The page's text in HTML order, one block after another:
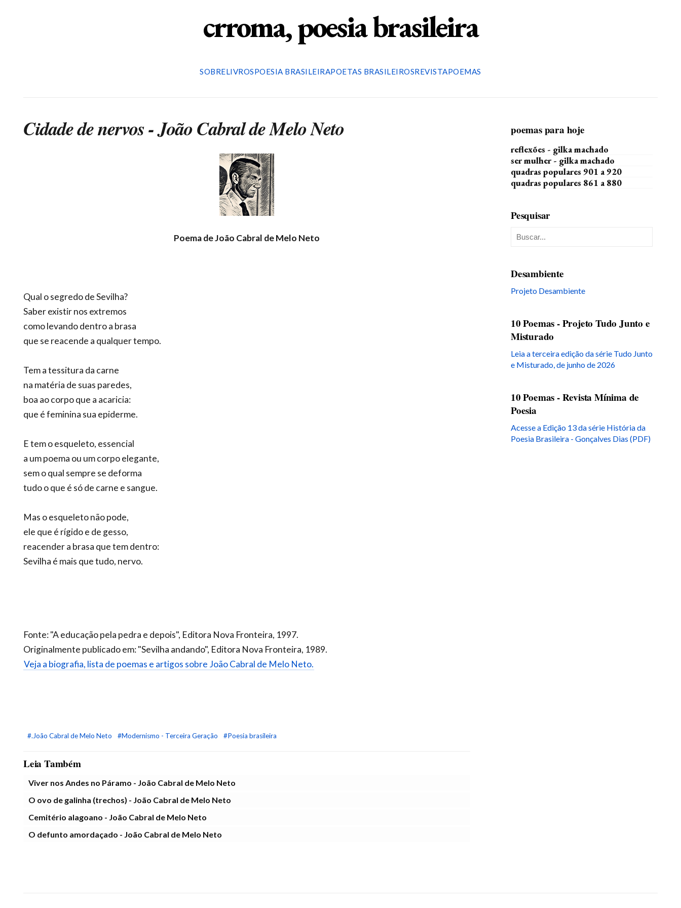
crroma, poesia brasileira
SOBRELIVROSPOESIA BRASILEIRAPOETAS BRASILEIROSREVISTAPOEMAS
Cidade de nervos - João Cabral de Melo Neto
Poema de João Cabral de Melo Neto
Qual o segredo de Sevilha?
Saber existir nos extremos
como levando dentro a brasa
que se reacende a qualquer tempo.
Tem a tessitura da carne
na matéria de suas paredes,
boa ao corpo que a acaricia:
que é feminina sua epiderme.
E tem o esqueleto, essencial
a um poema ou um corpo elegante,
sem o qual sempre se deforma
tudo o que é só de carne e sangue.
Mas o esqueleto não pode,
ele que é rígido e de gesso,
reacender a brasa que tem dentro:
Sevilha é mais que tudo, nervo.
Fonte: "A educação pela pedra e depois", Editora Nova Fronteira, 1997.
Originalmente publicado em: "Sevilha andando", Editora Nova Fronteira, 1989.
Veja a biografia, lista de poemas e artigos sobre João Cabral de Melo Neto.
#.João Cabral de Melo Neto #Modernismo - Terceira Geração #Poesia brasileira
Leia Também
Viver nos Andes no Páramo - João Cabral de Melo Neto
O ovo de galinha (trechos) - João Cabral de Melo Neto
Cemitério alagoano - João Cabral de Melo Neto
O defunto amordaçado - João Cabral de Melo Neto
poemas para hoje
reflexões - gilka machado
ser mulher - gilka machado
quadras populares 901 a 920
quadras populares 861 a 880
Pesquisar
Desambiente
Projeto Desambiente
10 Poemas - Projeto Tudo Junto e
Misturado
Leia a terceira edição da série Tudo Junto
e Misturado, de junho de 2026
10 Poemas - Revista Mínima de
Poesia
Acesse a Edição 13 da série História da
Poesia Brasileira - Gonçalves Dias (PDF)